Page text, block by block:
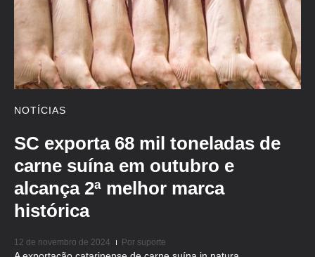
NOTÍCIAS
SC exporta 68 mil toneladas de
carne suína em outubro e
alcança 2ª melhor marca
histórica
12 de novembro de 2024 Por suporte